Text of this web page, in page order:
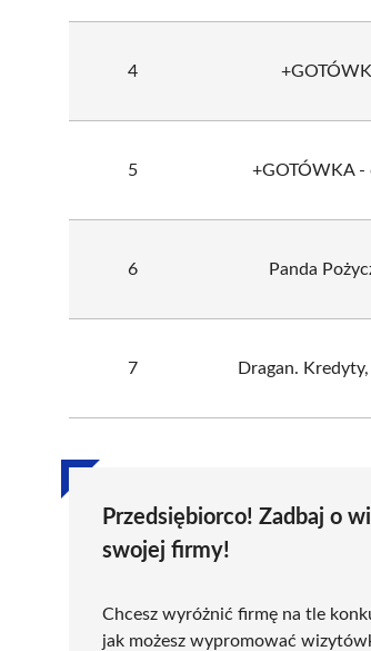
4
5 +GOTÓWKA
6 Panda
7 Dragan.
Przedsiębiorco! Zadbaj o
swojej firmy!
Chcesz wyróżnić firmę na tle
jak możesz wypromować